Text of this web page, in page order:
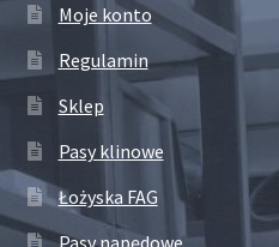
Moje konto
Regulamin
Sklep
Pasy klinowe
Łożyska FAG
Pasy napędowe